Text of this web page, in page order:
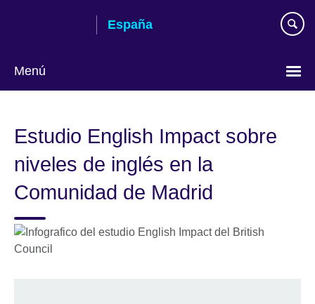
España
Menú
Estudio English Impact sobre
niveles de inglés en la
Comunidad de Madrid